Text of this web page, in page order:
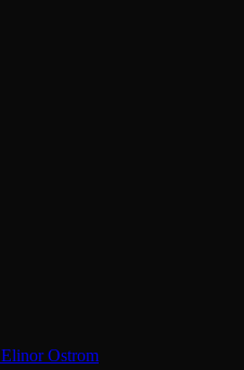
Elinor Ostrom